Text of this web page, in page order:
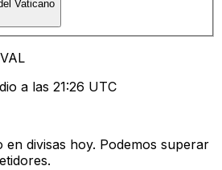
Vaticano
VAL
a las 21:26 UTC
divisas hoy. Podemos superar